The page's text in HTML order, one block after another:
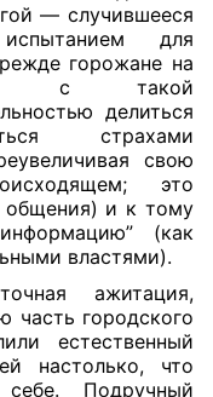
— случившееся
для
горожане на
с такой
делиться
страхами
свою
это
общения) и к тому
(как
властями).
ажитация,
часть городского
естественный
настолько, что
Подручный